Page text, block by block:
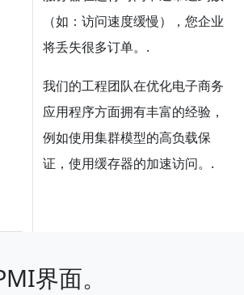
（如：访问速度缓慢），您企业
将丢失很多订单。.
我们的工程团队在优化电子商务
应用程序方面拥有丰富的经验，
例如使用集群模型的高负载保
证，使用缓存器的加速访问。.
界面。